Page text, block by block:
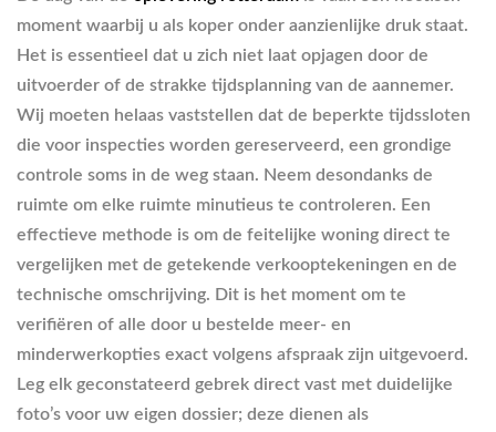
moment waarbij u als koper onder aanzienlijke druk staat.
Het is essentieel dat u zich niet laat opjagen door de
uitvoerder of de strakke tijdsplanning van de aannemer.
Wij moeten helaas vaststellen dat de beperkte tijdssloten
die voor inspecties worden gereserveerd, een grondige
controle soms in de weg staan. Neem desondanks de
ruimte om elke ruimte minutieus te controleren. Een
effectieve methode is om de feitelijke woning direct te
vergelijken met de getekende verkooptekeningen en de
technische omschrijving. Dit is het moment om te
verifiëren of alle door u bestelde meer- en
minderwerkopties exact volgens afspraak zijn uitgevoerd.
Leg elk geconstateerd gebrek direct vast met duidelijke
foto’s voor uw eigen dossier; deze dienen als